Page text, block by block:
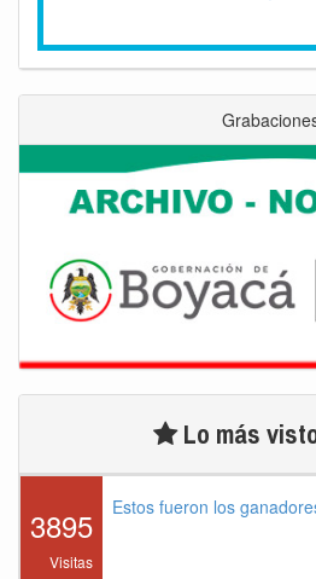
Lo más
3895
Visitas
Estos fueron los